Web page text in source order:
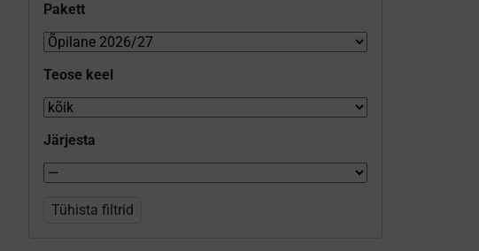
Pakett
Teose keel
Järjesta
Tühista filtrid